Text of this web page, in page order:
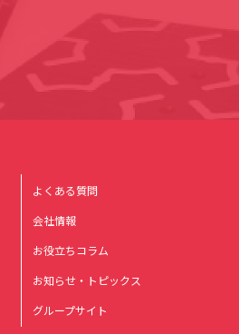
よくある質問
会社情報
お役立ちコラム
お知らせ・トピックス
グループサイト